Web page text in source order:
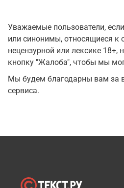
Уважаемые пользователи,
или синонимы, относящиеся к
нецензурной или лексике 18+,
кнопку "Жалоба", чтобы мы
Мы будем благодарны вам за
сервиса.